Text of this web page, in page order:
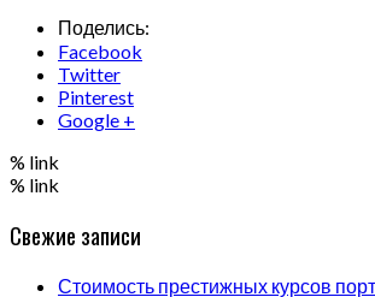
Поделись:
Facebook
Twitter
Pinterest
Google +
% link
% link
Свежие записи
Стоимость престижных курсов